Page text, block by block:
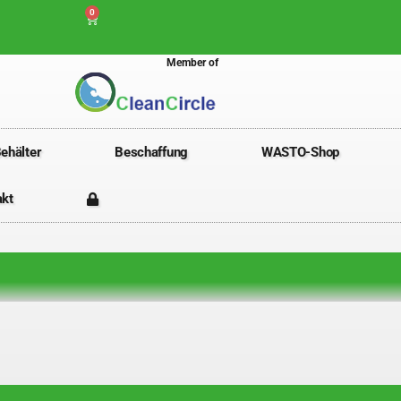
0
Member of
Beschaffung WASTO-Shop